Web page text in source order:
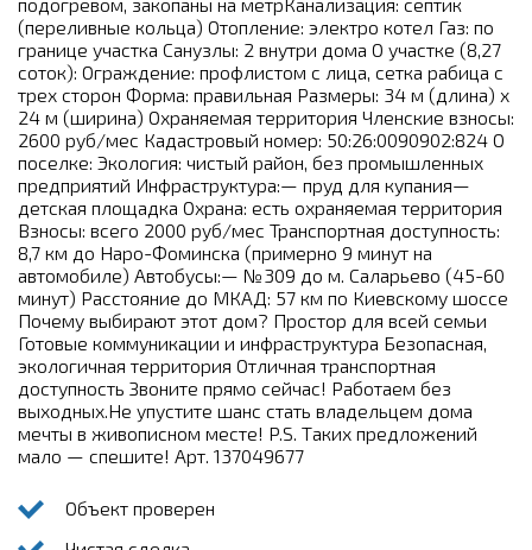
(переливные кольца) Отопление: электро котел Газ: по
границе участка Санузлы: 2 внутри дома О участке (8,27
соток): Ограждение: профлистом с лица, сетка рабица с
трех сторон Форма: правильная Размеры: 34 м (длина) х
24 м (ширина) Охраняемая территория Членские взносы:
2600 руб/мес Кадастровый номер: 50:26:0090902:824 О
поселке: Экология: чистый район, без промышленных
предприятий Инфраструктура:— пруд для купания—
детская площадка Охрана: есть охраняемая территория
Взносы: всего 2000 руб/мес Транспортная доступность:
8,7 км до Наро-Фоминска (примерно 9 минут на
автомобиле) Автобусы:— №309 до м. Саларьево (45-60
минут) Расстояние до МКАД: 57 км по Киевскому шоссе
Почему выбирают этот дом? Простор для всей семьи
Готовые коммуникации и инфраструктура Безопасная,
экологичная территория Отличная транспортная
доступность Звоните прямо сейчас! Работаем без
выходных.Не упустите шанс стать владельцем дома
мечты в живописном месте! P.S. Таких предложений
мало — спешите! Арт. 137049677
Объект проверен